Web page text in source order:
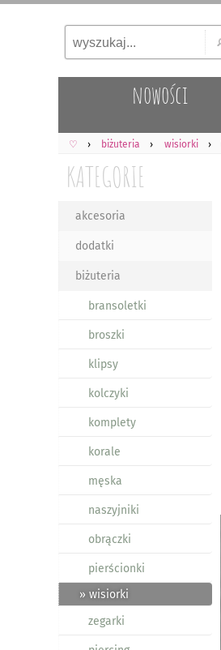
nowości
♡ biżuteria wisiorki
KATEGORIE
akcesoria
dodatki
biżuteria
bransoletki
broszki
klipsy
kolczyki
komplety
korale
męska
naszyjniki
obrączki
pierścionki
» wisiorki
zegarki